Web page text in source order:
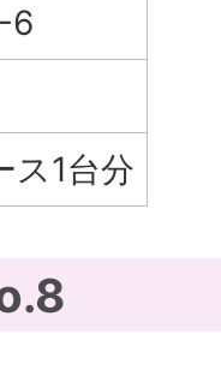
6
ス1台分